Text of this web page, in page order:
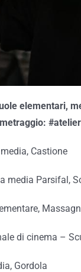
elementari,
#
Castione
media Parsifal,
di cinema –
Gordola